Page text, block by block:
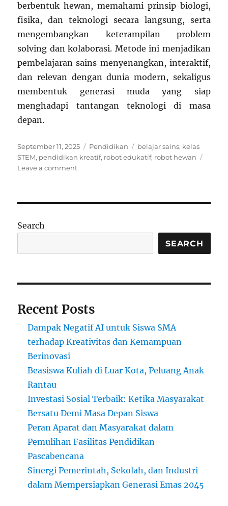
berbentuk hewan, memahami prinsip biologi,
fisika, dan teknologi secara langsung, serta
mengembangkan keterampilan problem
solving dan kolaborasi. Metode ini menjadikan
pembelajaran sains menyenangkan, interaktif,
dan relevan dengan dunia modern, sekaligus
membentuk generasi muda yang siap
menghadapi tantangan teknologi di masa
depan.
Posted
on
September 11, 2025 Categories
Pendidikan Tags
belajar sains, kelas
STEM, pendidikan kreatif, robot edukatif, robot hewan
Leave a commenton
Robot
Belajar
Search
SEARCH
Recent Posts
Dampak Negatif AI untuk Siswa SMA
terhadap Kreativitas dan Kemampuan
Berinovasi
Beasiswa Kuliah di Luar Kota, Peluang Anak
Rantau
Investasi Sosial Terbaik: Ketika Masyarakat
Bersatu Demi Masa Depan Siswa
Peran Aparat dan Masyarakat dalam
Pemulihan Fasilitas Pendidikan
Pascabencana
Sinergi Pemerintah, Sekolah, dan Industri
dalam Mempersiapkan Generasi Emas 2045